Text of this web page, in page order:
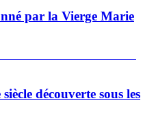
par la Vierge Marie
découverte sous les